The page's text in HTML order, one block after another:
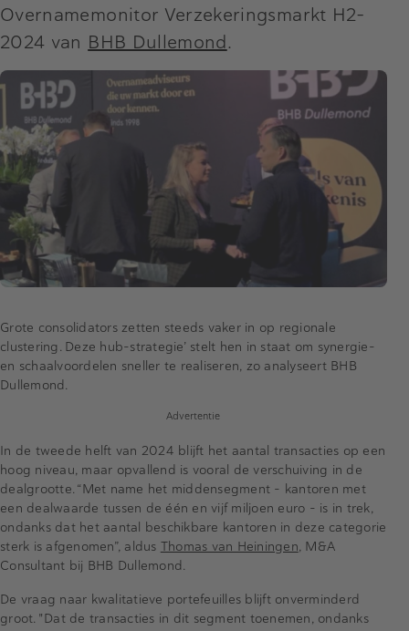
Overnamemonitor Verzekeringsmarkt H2-
2024 van BHB Dullemond.
Grote consolidators zetten steeds vaker in op regionale
clustering. Deze hub-strategie’ stelt hen in staat om synergie-
en schaalvoordelen sneller te realiseren, zo analyseert BHB
Dullemond.
Advertentie
In de tweede helft van 2024 blijft het aantal transacties op een
hoog niveau, maar opvallend is vooral de verschuiving in de
dealgrootte. “Met name het middensegment – kantoren met
een dealwaarde tussen de één en vijf miljoen euro – is in trek,
ondanks dat het aantal beschikbare kantoren in deze categorie
sterk is afgenomen”, aldus Thomas van Heiningen, M&A
Consultant bij BHB Dullemond.
De vraag naar kwalitatieve portefeuilles blijft onverminderd
groot. "Dat de transacties in dit segment toenemen, ondanks